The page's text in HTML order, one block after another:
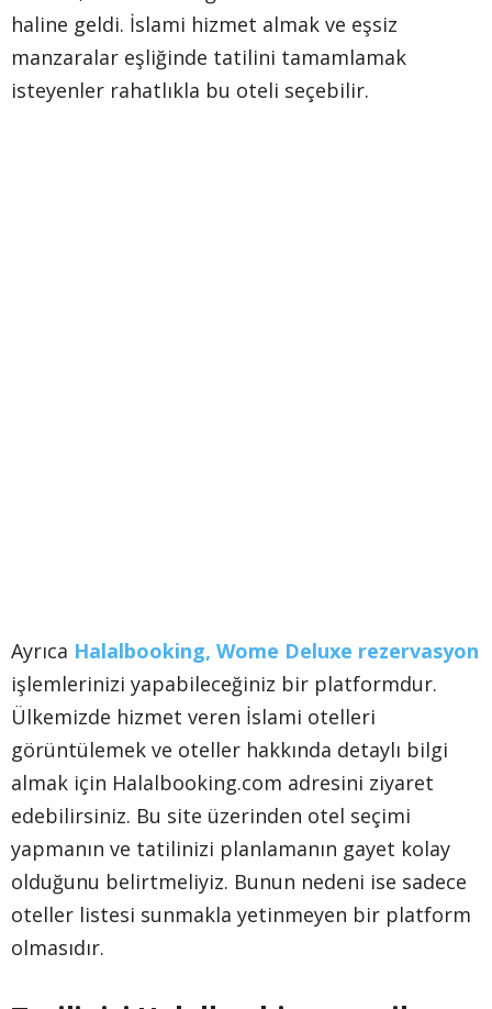
haline geldi. İslami hizmet almak ve eşsiz
manzaralar eşliğinde tatilini tamamlamak
isteyenler rahatlıkla bu oteli seçebilir.
Ayrıca Halalbooking, Wome Deluxe rezervasyon
işlemlerinizi yapabileceğiniz bir platformdur.
Ülkemizde hizmet veren İslami otelleri
görüntülemek ve oteller hakkında detaylı bilgi
almak için Halalbooking.com adresini ziyaret
edebilirsiniz. Bu site üzerinden otel seçimi
yapmanın ve tatilinizi planlamanın gayet kolay
olduğunu belirtmeliyiz. Bunun nedeni ise sadece
oteller listesi sunmakla yetinmeyen bir platform
olmasıdır.